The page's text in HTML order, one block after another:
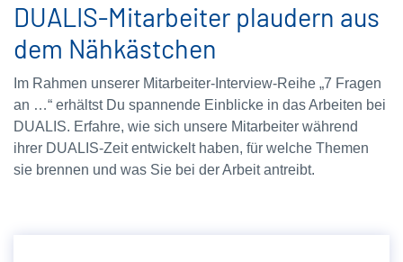
DUALIS-Mitarbeiter plaudern aus
dem Nähkästchen
Im Rahmen unserer Mitarbeiter-Interview-Reihe „7 Fragen
an …“ erhältst Du spannende Einblicke in das Arbeiten bei
DUALIS. Erfahre, wie sich unsere Mitarbeiter während
ihrer DUALIS-Zeit entwickelt haben, für welche Themen
sie brennen und was Sie bei der Arbeit antreibt.